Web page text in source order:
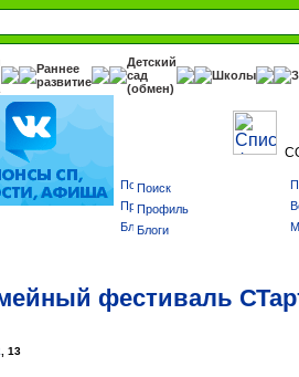
Раннее
развитие
Детский
сад
(обмен)
Школы
Поиск
Профиль
Блоги
фестиваль
13